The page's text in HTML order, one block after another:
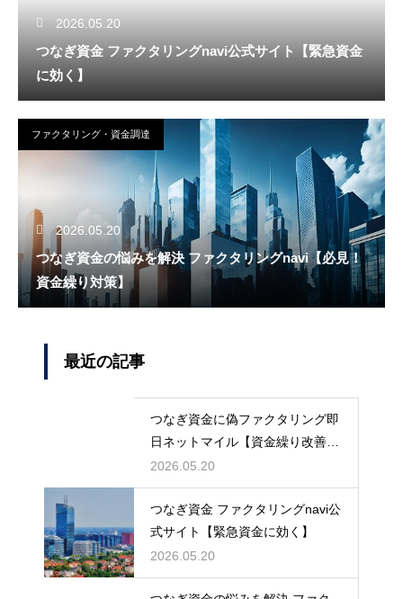
2026.05.20
つなぎ資金 ファクタリングnavi公式サイト【緊急資金
に効く】
ファクタリング・資金調達
2026.05.20
つなぎ資金の悩みを解決 ファクタリングnavi【必見！
資金繰り対策】
最近の記事
つなぎ資金に偽ファクタリング即
日ネットマイル【資金繰り改善に
最適】
2026.05.20
つなぎ資金 ファクタリングnavi公
式サイト【緊急資金に効く】
2026.05.20